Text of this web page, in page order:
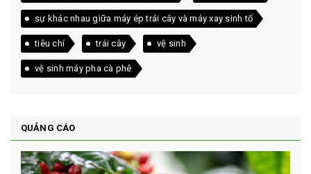
sự khác nhau giữa máy ép trái cây và máy xay sinh tố
tiêu chí trái cây vệ sinh
vệ sinh máy pha cà phê
QUẢNG CÁO